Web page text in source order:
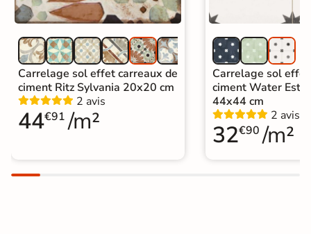
identique
|Carrelage sol cuisine
Carrelage Chambre|Carrelage WC
Carrelage sol effet carreaux de
ciment Ritz Sylvania 20x20 cm
2 avis
44€91 /m²
Carrelage sol
ciment Water
44x44 cm
2 avis
32€90 /m²